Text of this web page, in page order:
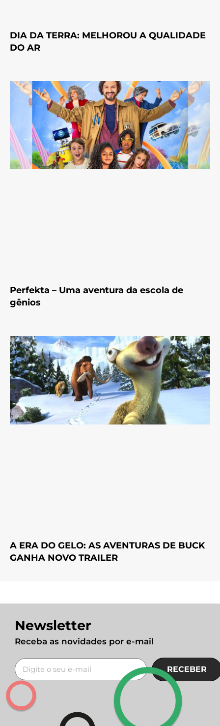
DIA DA TERRA: MELHOROU A QUALIDADE
DO AR
Perfekta – Uma aventura da escola de
gênios
A ERA DO GELO: AS AVENTURAS DE BUCK
GANHA NOVO TRAILER
Newsletter
Receba as novidades por e-mail
RECEBER